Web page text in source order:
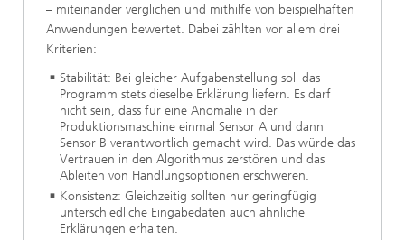
– miteinander verglichen und mithilfe von beispielhaften
Anwendungen bewertet. Dabei zählten vor allem drei
Kriterien:
Stabilität: Bei gleicher Aufgabenstellung soll das
Programm stets dieselbe Erklärung liefern. Es darf
nicht sein, dass für eine Anomalie in der
Produktionsmaschine einmal Sensor A und dann
Sensor B verantwortlich gemacht wird. Das würde das
Vertrauen in den Algorithmus zerstören und das
Ableiten von Handlungsoptionen erschweren.
Konsistenz: Gleichzeitig sollten nur geringfügig
unterschiedliche Eingabedaten auch ähnliche
Erklärungen erhalten.